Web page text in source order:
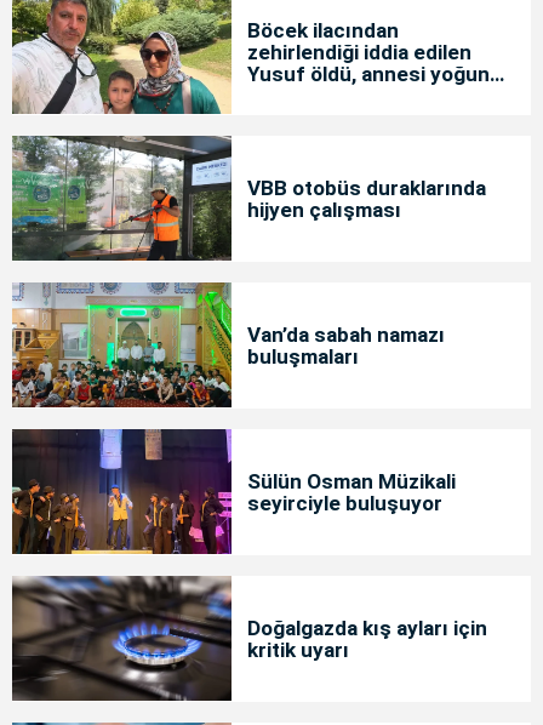
Böcek ilacından
zehirlendiği iddia edilen
Yusuf öldü, annesi yoğun
VBB otobüs duraklarında
hijyen çalışması
Van’da sabah namazı
buluşmaları
Sülün Osman Müzikali
seyirciyle buluşuyor
Doğalgazda kış ayları için
kritik uyarı